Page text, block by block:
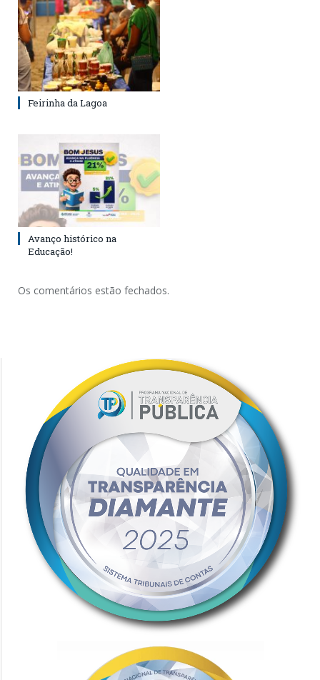
Feirinha da Lagoa
Avanço histórico na
Educação!
Os comentários estão fechados.